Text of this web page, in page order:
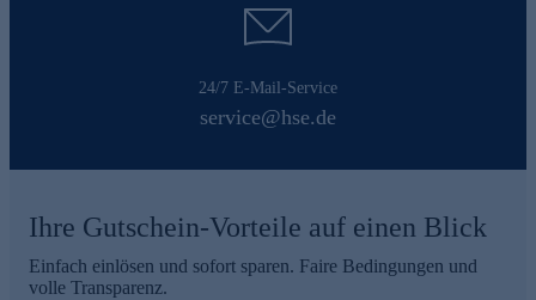
24/7 E-Mail-Service
service@hse.de
Ihre Gutschein-Vorteile auf einen Blick
Einfach einlösen und sofort sparen. Faire Bedingungen und
volle Transparenz.